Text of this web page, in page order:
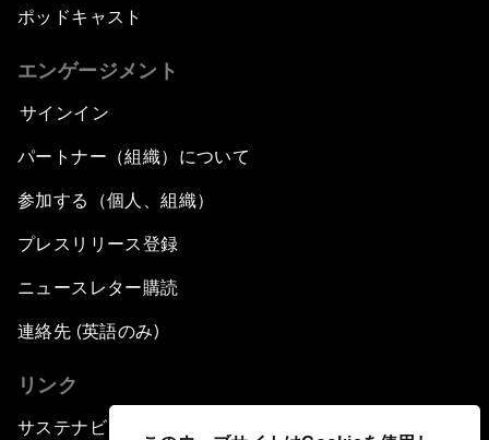
ポッドキャスト
エンゲージメント
サインイン
パートナー（組織）について
参加する（個人、組織）
プレスリリース登録
ニュースレター購読
連絡先 (英語のみ)
リンク
サステナビリティへの取り組み